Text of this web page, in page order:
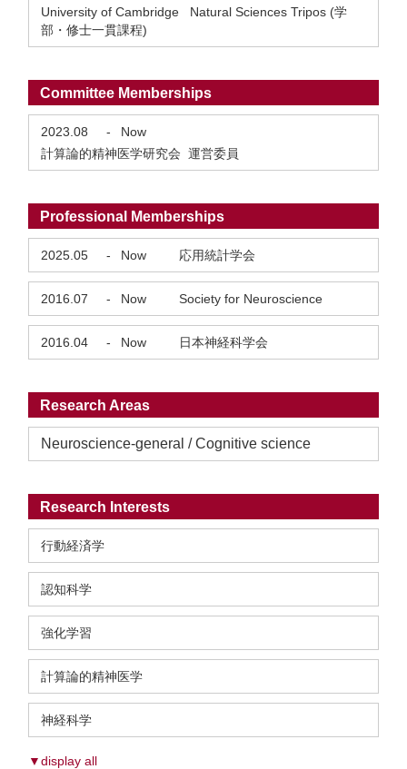
University of Cambridge Natural Sciences Tripos (学
部・修士一貫課程)
Committee Memberships
2023.08 -
Now
計算論的精神医学研究会 運営委員
Professional Memberships
2025.05 - Now 応用統計学会
2016.07 - Now Society for Neuroscience
2016.04 - Now 日本神経科学会
Research Areas
Neuroscience-general / Cognitive science
Research Interests
行動経済学
認知科学
強化学習
計算論的精神医学
神経科学
▼display all